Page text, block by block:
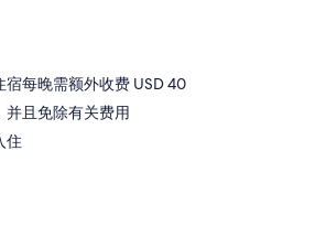
每晚需额外收费 USD 40
并且免除有关费用
住